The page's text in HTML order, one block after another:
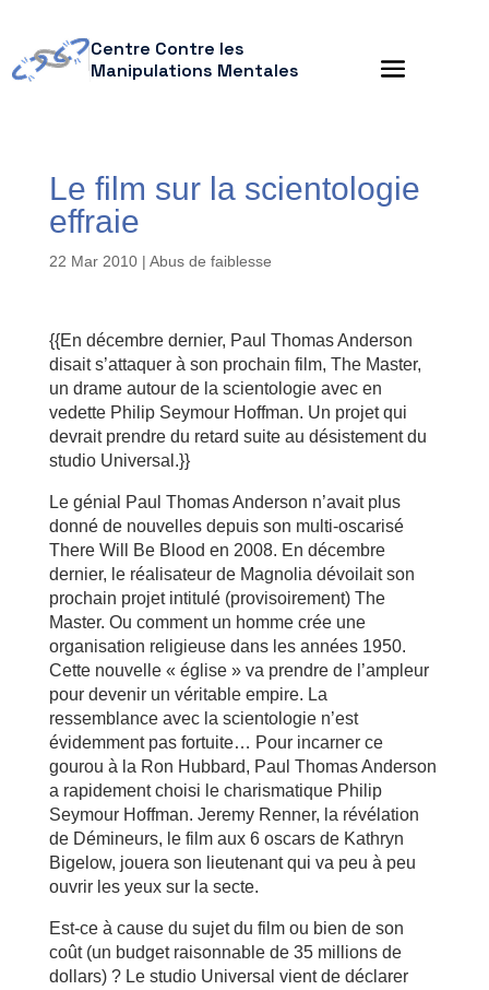
Centre Contre les
Manipulations Mentales
Le film sur la scientologie
effraie
22 Mar 2010| Abus de faiblesse
{{En décembre dernier, Paul Thomas Anderson
disait s’attaquer à son prochain film, The Master,
un drame autour de la scientologie avec en
vedette Philip Seymour Hoffman. Un projet qui
devrait prendre du retard suite au désistement du
studio Universal.}}
Le génial Paul Thomas Anderson n’avait plus
donné de nouvelles depuis son multi-oscarisé
There Will Be Blood en 2008. En décembre
dernier, le réalisateur de Magnolia dévoilait son
prochain projet intitulé (provisoirement) The
Master. Ou comment un homme crée une
organisation religieuse dans les années 1950.
Cette nouvelle « église » va prendre de l’ampleur
pour devenir un véritable empire. La
ressemblance avec la scientologie n’est
évidemment pas fortuite… Pour incarner ce
gourou à la Ron Hubbard, Paul Thomas Anderson
a rapidement choisi le charismatique Philip
Seymour Hoffman. Jeremy Renner, la révélation
de Démineurs, le film aux 6 oscars de Kathryn
Bigelow, jouera son lieutenant qui va peu à peu
ouvrir les yeux sur la secte.
Est-ce à cause du sujet du film ou bien de son
coût (un budget raisonnable de 35 millions de
dollars) ? Le studio Universal vient de déclarer